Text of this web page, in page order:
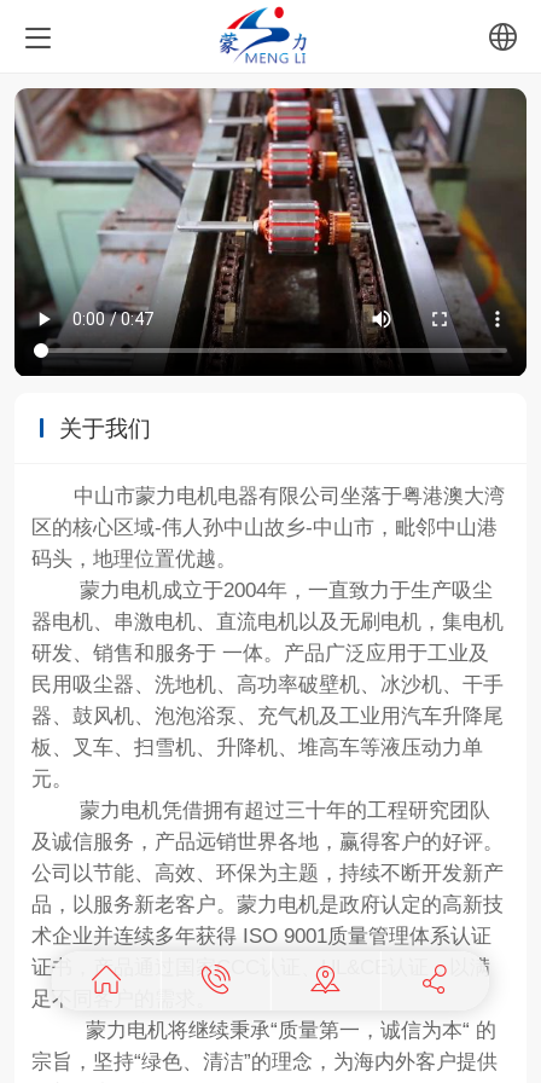
中文
English
关于我们
中山市蒙力电机电器有限公司坐落于粤港澳大湾
区的核心区域-伟人孙中山故乡-中山市，毗邻中山港
码头，地理位置优越。
蒙力电机成立于2004年，一直致力于生产吸尘
器电机、串激电机、直流电机以及无刷电机，集电机
研发、销售和服务于 一体。产品广泛应用于工业及
民用吸尘器、洗地机、高功率破壁机、冰沙机、干手
器、鼓风机、泡泡浴泵、充气机及工业用汽车升降尾
板、叉车、扫雪机、升降机、堆高车等液压动力单
元。
蒙力电机凭借拥有超过三十年的工程研究团队
及诚信服务，产品远销世界各地，赢得客户的好评。
公司以节能、高效、环保为主题，持续不断开发新产
品，以服务新老客户。蒙力电机是政府认定的高新技
术企业并连续多年获得 ISO 9001质量管理体系认证
证书，产品通过国家CCC认证、UL&CE认证，以满
足不同客户的需求。
蒙力电机将继续秉承“质量第一，诚信为本“ 的
宗旨，坚持“绿色、清洁”的理念，为海内外客户提供